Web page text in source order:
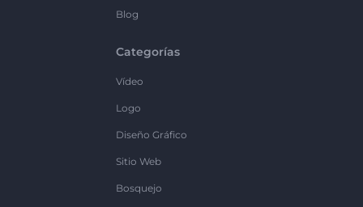
Blog
Categorías
Vídeo
Logo
Diseño Gráfico
Sitio Web
Bosquejo